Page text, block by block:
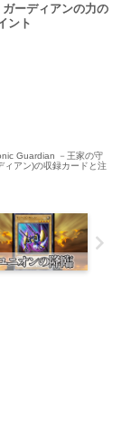
ガーディアンの力の
ント
Guardian －王家の守
ィアン)の収録カードと注